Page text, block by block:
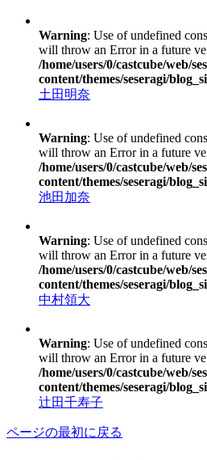
Warning: Use of undefined
will throw an Error in a future
/home/users/0/castcube/web/
content/themes/seseragi/
土田明奈
Warning: Use of undefined
will throw an Error in a future
/home/users/0/castcube/web/
content/themes/seseragi/
池田加奈
Warning: Use of undefined
will throw an Error in a future
/home/users/0/castcube/web/
content/themes/seseragi/
中村領大
Warning: Use of undefined
will throw an Error in a future
/home/users/0/castcube/web/
content/themes/seseragi/
辻田千寿子
ページの最初に戻る